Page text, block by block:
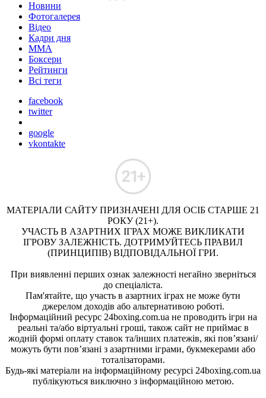
Новини
Фотогалерея
Відео
Кадри дня
ММА
Боксери
Рейтинги
Всі теги
facebook
twitter
google
vkontakte
МАТЕРІАЛИ САЙТУ ПРИЗНАЧЕНІ ДЛЯ ОСІБ СТАРШЕ 21
РОКУ (21+).
УЧАСТЬ В АЗАРТНИХ ІГРАХ МОЖЕ ВИКЛИКАТИ
ІГРОВУ ЗАЛЕЖНІСТЬ. ДОТРИМУЙТЕСЬ ПРАВИЛ
(ПРИНЦИПІВ) ВІДПОВІДАЛЬНОЇ ГРИ.
При виявленні перших ознак залежності негайно зверніться
до спеціаліста.
Пам'ятайте, що участь в азартних іграх не може бути
джерелом доходів або альтернативою роботі.
Інформаційний ресурс 24boxing.com.ua не проводить ігри на
реальні та/або віртуальні гроші, також сайт не приймає в
жодній формі оплату ставок та/інших платежів, які пов’язані/
можуть бути пов’язані з азартними іграми, букмекерами або
тоталізаторами.
Будь-які матеріали на інформаційному ресурсі 24boxing.com.ua
публікуються виключно з інформаційною метою.